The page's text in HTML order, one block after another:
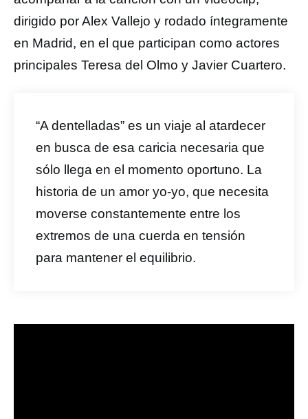
dirigido por Alex Vallejo y rodado íntegramente
en Madrid, en el que participan como actores
principales Teresa del Olmo y Javier Cuartero.
“A dentelladas” es un viaje al atardecer
en busca de esa caricia necesaria que
sólo llega en el momento oportuno. La
historia de un amor yo-yo, que necesita
moverse constantemente entre los
extremos de una cuerda en tensión
para mantener el equilibrio.